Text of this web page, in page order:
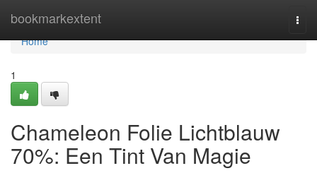
bookmarkextent
Home
Home
1
Chameleon Folie Lichtblauw
70%: Een Tint Van Magie